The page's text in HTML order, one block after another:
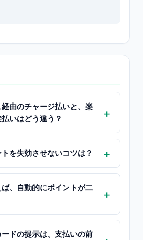
由のチャージ払いと、楽
いはどう違う？
を失効させないコツは？
、自動的にポイントが二
ドの提示は、支払いの前